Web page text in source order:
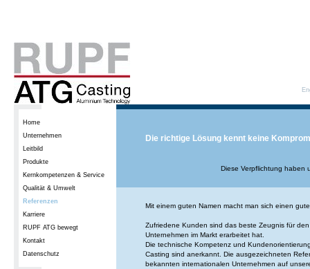
Home
Unternehmen
Leitbild
Produkte
Kernkompetenzen & Service
Qualität & Umwelt
Referenzen
Karriere
RUPF ATG bewegt
Kontakt
Datenschutz
Die richtige Lösung kennt keine
Diese Verpflichtung haben
Mit einem guten Namen macht man sich einen
Zufriedene Kunden sind das beste Zeugnis für
Unternehmen im Markt erarbeitet hat.
Die technische Kompetenz und
Casting sind anerkannt. Die ausgezeichneten
bekannten internationalen Unternehmen auf